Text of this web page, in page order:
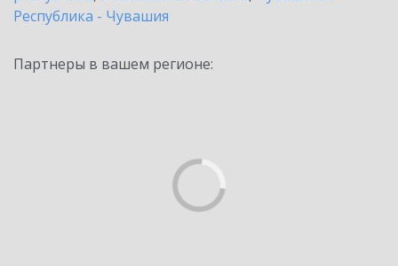
Республика - Чувашия
Партнеры в вашем регионе: